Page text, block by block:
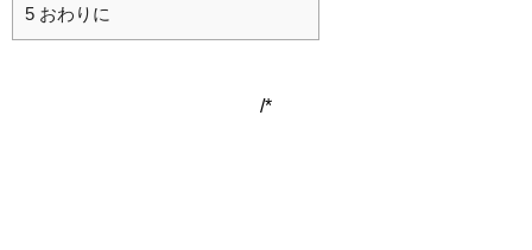
5 おわりに
/*